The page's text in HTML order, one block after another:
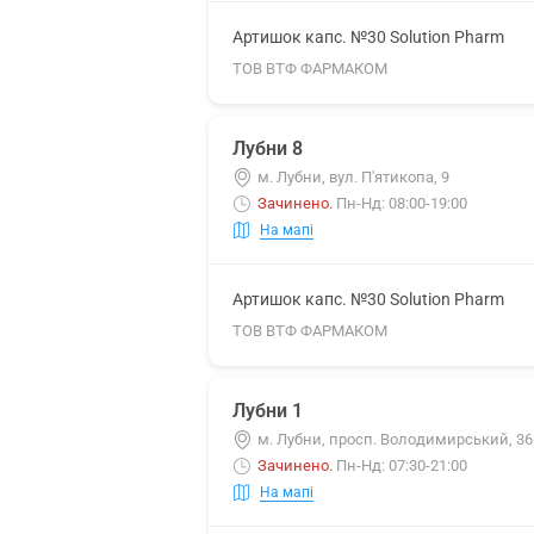
Артишок капс. №30 Solution Pharm
ТОВ ВТФ ФАРМАКОМ
Лубни 8
м. Лубни, вул. П'ятикопа, 9
Зачинено. Пн-Нд: 08:00-19:00
На мапі
Артишок капс. №30 Solution Pharm
ТОВ ВТФ ФАРМАКОМ
Лубни 1
м. Лубни, просп. Володимирський,
Зачинено. Пн-Нд: 07:30-21:00
На мапі